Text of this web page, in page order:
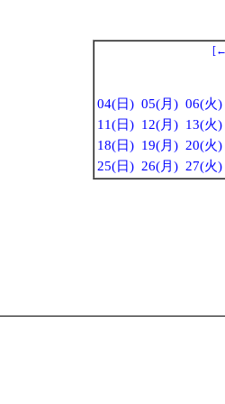
[←
04(日) 05(月) 06(火)
11(日) 12(月) 13(火)
18(日) 19(月) 20(火)
25(日) 26(月) 27(火)